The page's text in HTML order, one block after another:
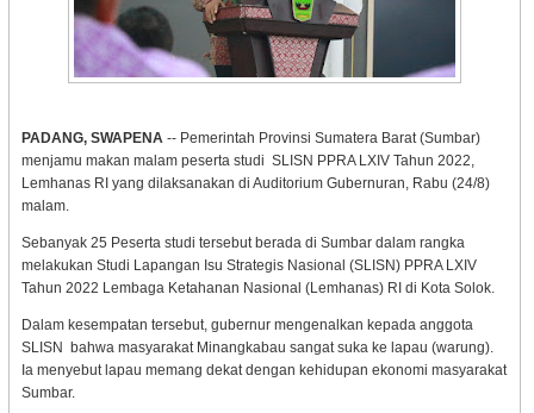
PADANG, SWAPENA-- Pemerintah Provinsi Sumatera Barat (Sumbar)
menjamu makan malam peserta studi SLISN PPRA LXIV Tahun 2022,
Lemhanas RI yang dilaksanakan di Auditorium Gubernuran, Rabu (24/8)
malam.
Sebanyak 25 Peserta studi tersebut berada di Sumbar dalam rangka
melakukan Studi Lapangan Isu Strategis Nasional (SLISN) PPRA LXIV
Tahun 2022 Lembaga Ketahanan Nasional (Lemhanas) RI di Kota Solok.
Dalam kesempatan tersebut, gubernur mengenalkan kepada anggota
SLISN bahwa masyarakat Minangkabau sangat suka ke lapau (warung).
Ia menyebut lapau memang dekat dengan kehidupan ekonomi masyarakat
Sumbar.